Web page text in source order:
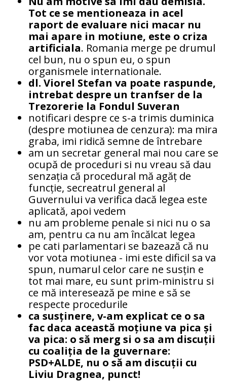
Tot ce se mentioneaza in acel
raport de evaluare nici macar nu
mai apare in motiune, este o criza
artificiala. Romania merge pe drumul
cel bun, nu o spun eu, o spun
organismele internationale.
dl. Viorel Stefan va poate raspunde,
intrebat despre un tranfser de la
Trezorerie la Fondul Suveran
notificari despre ce s-a trimis duminica
(despre motiunea de cenzura): ma mira
graba, imi ridică semne de întrebare
am un secretar general mai nou care se
ocupă de proceduri si nu vreau să dau
senzația că procedural mă agăț de
funcție, secreatrul general al
Guvernului va verifica dacă legea este
aplicată, apoi vedem
nu am probleme penale si nici nu o sa
am, pentru ca nu am încălcat legea
pe cati parlamentari se bazează că nu
vor vota motiunea - imi este dificil sa va
spun, numarul celor care ne susțin e
tot mai mare, eu sunt prim-ministru si
ce mă interesează pe mine e să se
respecte procedurile
ca susținere, v-am explicat ce o sa
fac daca această moțiune va pica și
va pica: o să merg si o sa am discuții
cu coaliția de la guvernare:
PSD+ALDE, nu o să am discuții cu
Liviu Dragnea, punct!